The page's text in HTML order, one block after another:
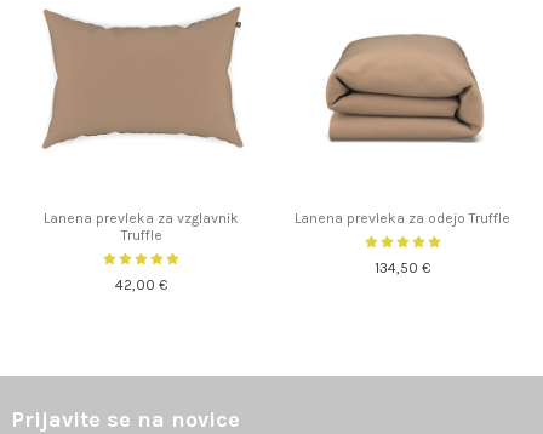
Lanena prevleka za vzglavnik
Truffle
42,00 €
Lanena prevleka za odejo Truffle
134,50 €
Prijavite se na novice